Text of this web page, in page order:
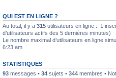
QUI EST EN LIGNE ?
Au total, il y a 315 utilisateurs en ligne :: 1
d’utilisateurs actifs des 5 dernières minutes)
Le nombre maximal d’utilisateurs en ligne
6:23 am
STATISTIQUES
93 messages • 34 sujets • 344 membres •